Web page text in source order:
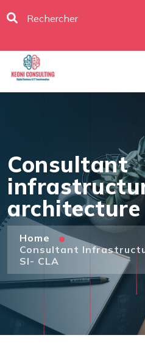
Consultant
architecture
Home
Consultant
SI- CLA